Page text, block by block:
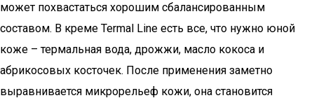
может похвастаться хорошим сбалансированным
составом. В креме Termal Line есть все, что нужно юной
коже – термальная вода, дрожжи, масло кокоса и
абрикосовых косточек. После применения заметно
выравнивается микрорельеф кожи, она становится